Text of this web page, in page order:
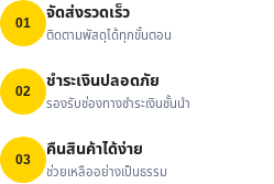
01 จัดส่งรวดเร็ว
ติดตามพัสดุได้ทุกขั้นตอน
02 ชำระเงินปลอดภัย
รองรับช่องทางชำระเงินชั้นนำ
03 คืนสินค้าได้ง่าย
ช่วยเหลืออย่างเป็นธรรม